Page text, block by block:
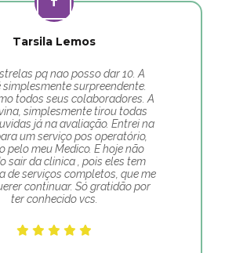
Tarsila Lemos
pq nao posso dar 10. A
simplesmente surpreendente.
todos seus colaboradores. A
simplesmente tirou todas
já na avaliação. Entrei na
um serviço pos operatório,
pelo meu Medico. E hoje não
sair da clinica , pois eles tem
de serviços completos, que me
continuar. Só gratidão por
ter conhecido vcs.